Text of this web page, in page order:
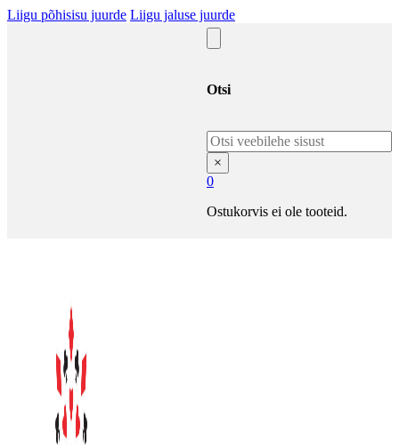
Liigu põhisisu juurde Liigu jaluse juurde
Otsi
Otsi
×
0
Ostukorvis ei ole tooteid.